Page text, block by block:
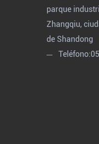
parque
Zhangqiu,
de Shandong
Teléfono: